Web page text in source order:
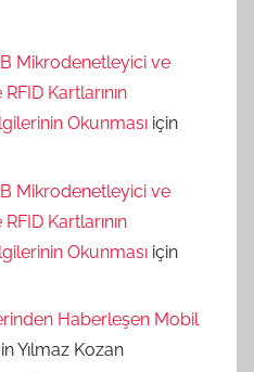
Mikrodenetleyici ve
Kartlarının
Okunması için
Mikrodenetleyici ve
Kartlarının
Okunması için
Haberleşen Mobil
Yılmaz Kozan